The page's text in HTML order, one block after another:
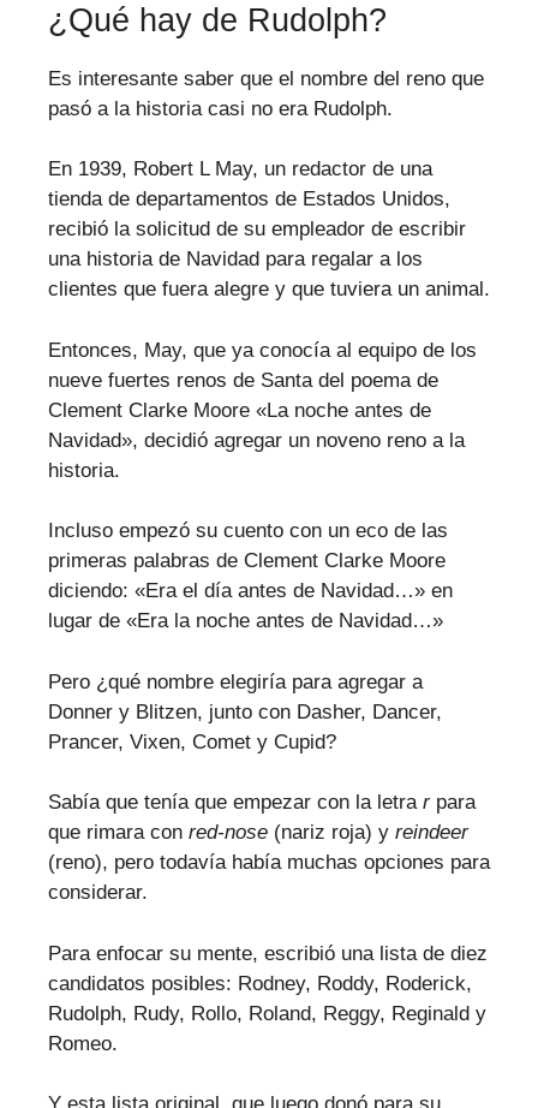
¿Qué hay de Rudolph?
Es interesante saber que el nombre del reno que
pasó a la historia casi no era Rudolph.
En 1939, Robert L May, un redactor de una
tienda de departamentos de Estados Unidos,
recibió la solicitud de su empleador de escribir
una historia de Navidad para regalar a los
clientes que fuera alegre y que tuviera un animal.
Entonces, May, que ya conocía al equipo de los
nueve fuertes renos de Santa del poema de
Clement Clarke Moore «La noche antes de
Navidad», decidió agregar un noveno reno a la
historia.
Incluso empezó su cuento con un eco de las
primeras palabras de Clement Clarke Moore
diciendo: «Era el día antes de Navidad…» en
lugar de «Era la noche antes de Navidad…»
Pero ¿qué nombre elegiría para agregar a
Donner y Blitzen, junto con Dasher, Dancer,
Prancer, Vixen, Comet y Cupid?
Sabía que tenía que empezar con la letra rpara
que rimara con red-nose (nariz roja) y reindeer
(reno), pero todavía había muchas opciones para
considerar.
Para enfocar su mente, escribió una lista de diez
candidatos posibles: Rodney, Roddy, Roderick,
Rudolph, Rudy, Rollo, Roland, Reggy, Reginald y
Romeo.